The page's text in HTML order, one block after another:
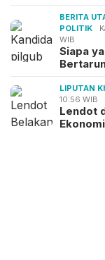
BERITA
POLITIK
WIB
Siapa
LIPUTAN
10:56 WIB
Lendot